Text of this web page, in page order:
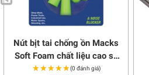
Nút bịt tai chống ồn Macks
Soft Foam chất liệu cao su
non mềm (3 đôi)
★★★★★
★★★★★(0 đánh giá)